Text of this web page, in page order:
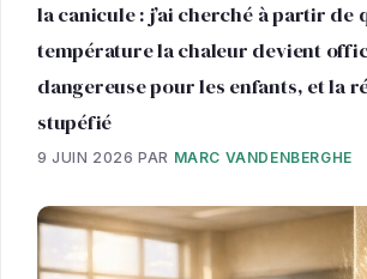
la canicule : j’ai cherché à partir de
température la chaleur devient
dangereuse pour les enfants, et la
stupéfié
9 JUIN 2026 PAR MARC VANDENBERGHE